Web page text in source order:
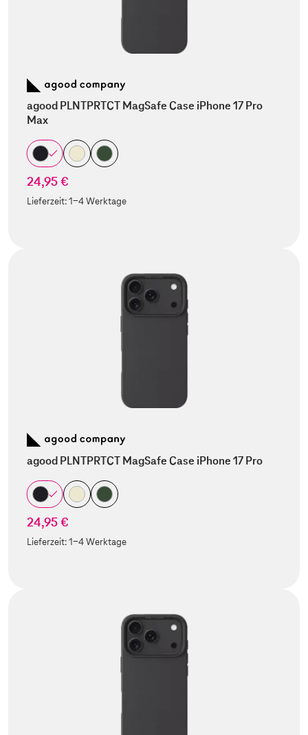
agood PLNTPRTCT MagSafe Case iPhone 17 Pro
Max
24,95 €
Lieferzeit:1-4 Werktage
agood PLNTPRTCT MagSafe Case iPhone 17 Pro
24,95 €
Lieferzeit:1-4 Werktage